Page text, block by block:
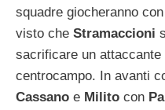
squadre giocheranno
visto che Stramaccioni
sacrificare un
centrocampo. In avanti
Cassano e Milito con